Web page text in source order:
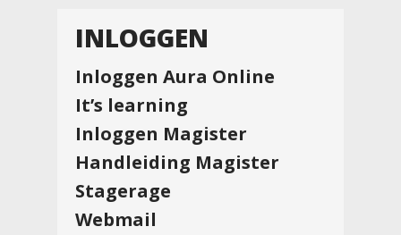
INLOGGEN
Inloggen Aura Online
It’s learning
Inloggen Magister
Handleiding Magister
Stagerage
Webmail